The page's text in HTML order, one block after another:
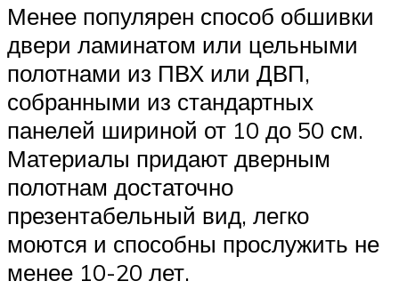
Менее популярен способ обшивки
двери ламинатом или цельными
полотнами из ПВХ или ДВП,
собранными из стандартных
панелей шириной от 10 до 50 см.
Материалы придают дверным
полотнам достаточно
презентабельный вид, легко
моются и способны прослужить не
менее 10-20 лет.